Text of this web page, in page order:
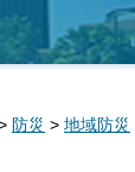
防災 > 地域防災